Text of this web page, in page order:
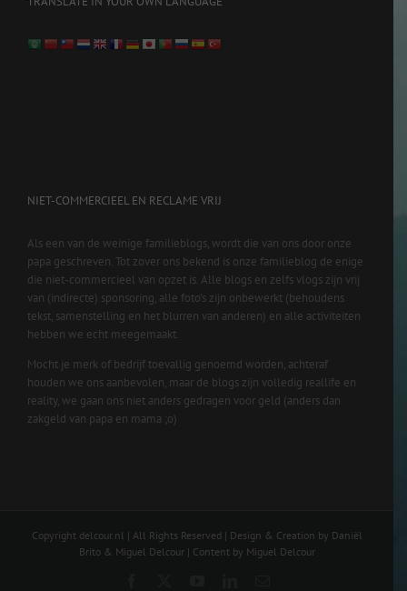
NIET-COMMERCIEEL EN RECLAME VRIJ
Als een van de weinige familieblogs, wordt die van ons door onze
papa geschreven. Tot zover ons bekend is onze familieblog de enige
die niet-commercieel van opzet is. Alle blogs en zelfs vlogs zijn vrij
van (indirecte) sponsoring, alle foto’s zijn onbewerkt (behoudens
tekst, samenstelling en het blurren van anderen) en alle activiteiten
hebben we echt meegemaakt.
Mocht je merk of bedrijf toevallig genoemd worden, achteraf
houden we ons aanbevolen, maar de blogs zijn volledig reallife en
reality, we gaan ons niet anders gedragen voor geld (anders dan
zakgeld van papa en mama ;o)
Copyright delcour.nl | All Rights Reserved | Design & Creation by Daniël
Brito & Miguel Delcour | Content by Miguel Delcour